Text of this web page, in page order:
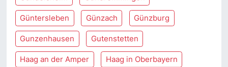
Güntersleben Günzach Günzburg
Gunzenhausen Gutenstetten
Haag an der Amper Haag in Oberbayern